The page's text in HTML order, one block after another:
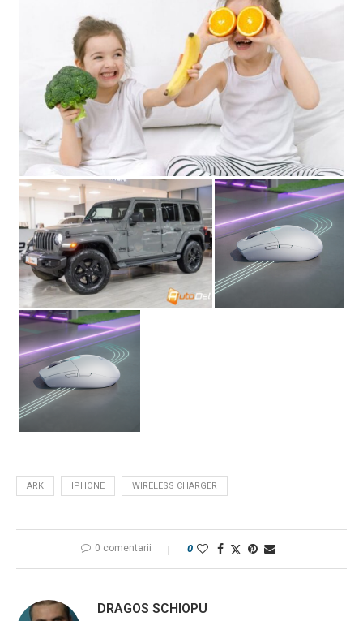
ARK IPHONE WIRELESS CHARGER
0 comentarii 0
DRAGOS SCHIOPU